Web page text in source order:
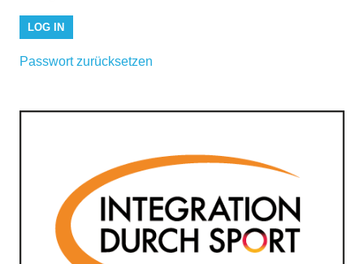
Passwort zurücksetzen